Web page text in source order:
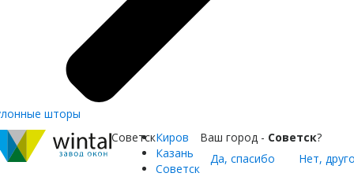
шторы
СоветскКиров
Казань
Советск
Ваш город - Советск?
Да, спасибо
Нет,